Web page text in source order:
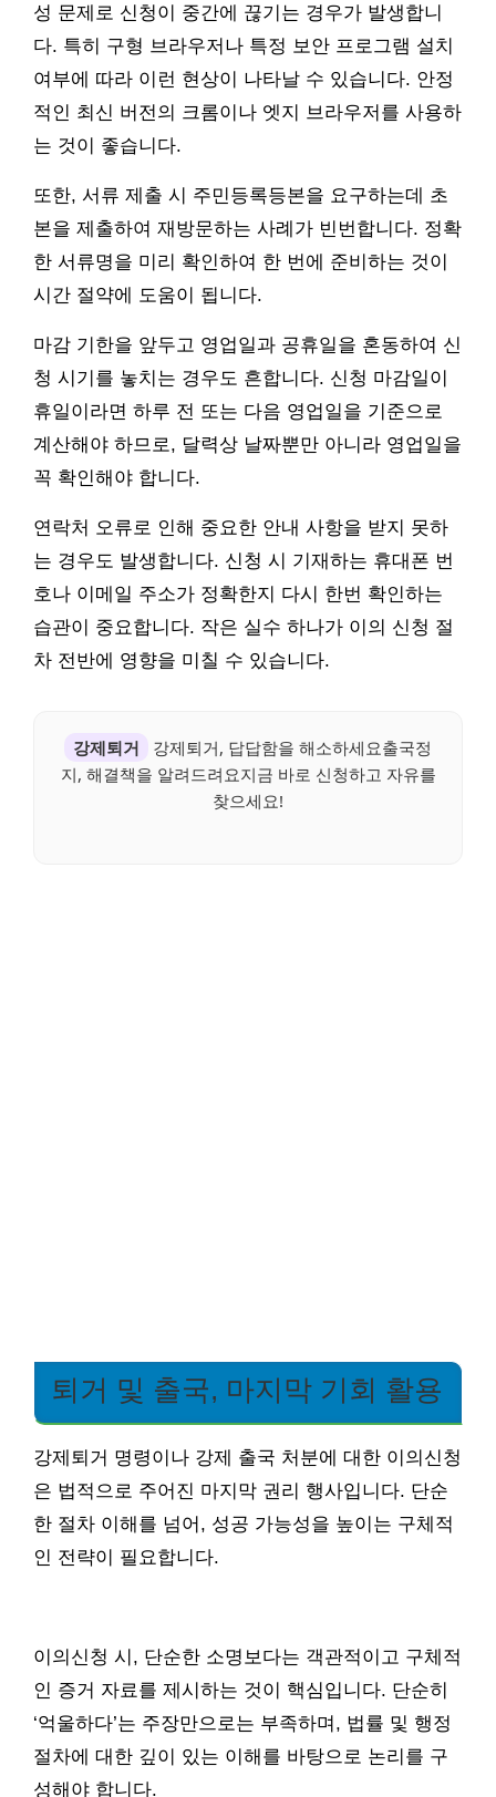
성 문제로 신청이 중간에 끊기는 경우가 발생합니
다. 특히 구형 브라우저나 특정 보안 프로그램 설치
여부에 따라 이런 현상이 나타날 수 있습니다. 안정
적인 최신 버전의 크롬이나 엣지 브라우저를 사용하
는 것이 좋습니다.
또한, 서류 제출 시 주민등록등본을 요구하는데 초
본을 제출하여 재방문하는 사례가 빈번합니다. 정확
한 서류명을 미리 확인하여 한 번에 준비하는 것이
시간 절약에 도움이 됩니다.
마감 기한을 앞두고 영업일과 공휴일을 혼동하여 신
청 시기를 놓치는 경우도 흔합니다. 신청 마감일이
휴일이라면 하루 전 또는 다음 영업일을 기준으로
계산해야 하므로, 달력상 날짜뿐만 아니라 영업일을
꼭 확인해야 합니다.
연락처 오류로 인해 중요한 안내 사항을 받지 못하
는 경우도 발생합니다. 신청 시 기재하는 휴대폰 번
호나 이메일 주소가 정확한지 다시 한번 확인하는
습관이 중요합니다. 작은 실수 하나가 이의 신청 절
차 전반에 영향을 미칠 수 있습니다.
강제퇴거
강제퇴거, 답답함을 해소하세요출국정
지, 해결책을 알려드려요지금 바로 신청하고 자유를
찾으세요!
퇴거 및 출국, 마지막 기회 활용
강제퇴거 명령이나 강제 출국 처분에 대한 이의신청
은 법적으로 주어진 마지막 권리 행사입니다. 단순
한 절차 이해를 넘어, 성공 가능성을 높이는 구체적
인 전략이 필요합니다.
이의신청 시, 단순한 소명보다는 객관적이고 구체적
인 증거 자료를 제시하는 것이 핵심입니다. 단순히
‘억울하다’는 주장만으로는 부족하며, 법률 및 행정
절차에 대한 깊이 있는 이해를 바탕으로 논리를 구
성해야 합니다.